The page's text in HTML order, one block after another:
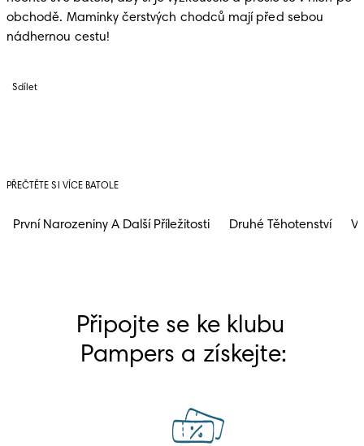
obchodě. Maminky čerstvých chodců mají před sebou
nádhernou cestu!
Sdílet
PŘEČTĚTE SI VÍCE BATOLE
První Narozeniny A Další Příležitosti Druhé Těhotenství
Připojte se ke klubu
Pampers a získejte: